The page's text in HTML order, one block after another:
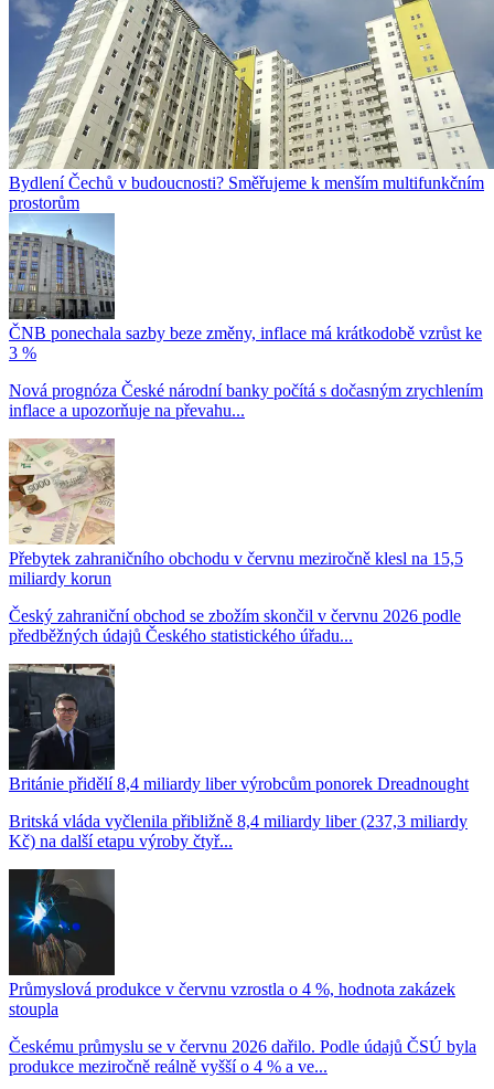
Bydlení Čechů v budoucnosti? Směřujeme k menším multifunkčním
prostorům
ČNB ponechala sazby beze změny, inflace má krátkodobě vzrůst ke
3 %
Nová prognóza České národní banky počítá s dočasným zrychlením
inflace a upozorňuje na převahu...
Přebytek zahraničního obchodu v červnu meziročně klesl na 15,5
miliardy korun
Český zahraniční obchod se zbožím skončil v červnu 2026 podle
předběžných údajů Českého statistického úřadu...
Británie přidělí 8,4 miliardy liber výrobcům ponorek Dreadnought
Britská vláda vyčlenila přibližně 8,4 miliardy liber (237,3 miliardy
Kč) na další etapu výroby čtyř...
Průmyslová produkce v červnu vzrostla o 4 %, hodnota zakázek
stoupla
Českému průmyslu se v červnu 2026 dařilo. Podle údajů ČSÚ byla
produkce meziročně reálně vyšší o 4 % a ve...